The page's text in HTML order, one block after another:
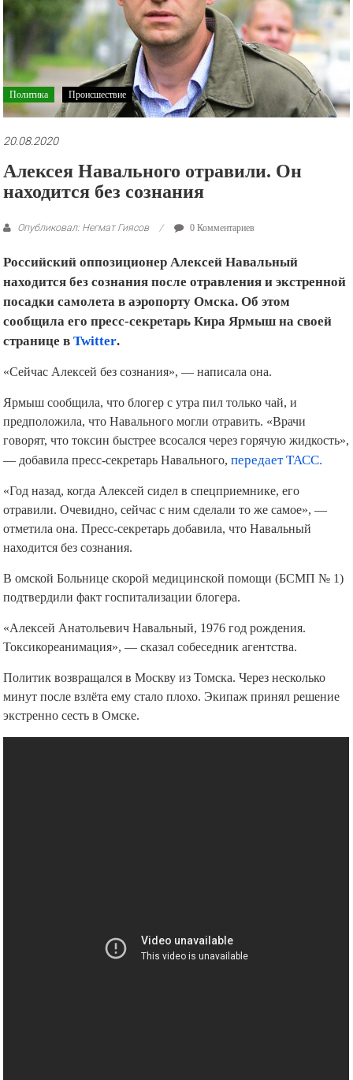
рекламные
ролики
и
презентации.
Политика Происшествие
20.08.2020
Алексея Навального отравили. Он
находится без сознания
Опубликовал: Негмат Гиясов 0 Комментариев
Российский оппозиционер Алексей Навальный
находится без сознания после отравления и экстренной
посадки самолета в аэропорту Омска. Об этом
сообщила его пресс-секретарь Кира Ярмыш на своей
странице вTwitter.
«Сейчас Алексей без сознания», — написала она.
Ярмыш сообщила, что блогер с утра пил только чай, и
предположила, что Навального могли отравить. «Врачи
говорят, что токсин быстрее всосался через горячую жидкость»,
— добавила пресс-секретарь Навального,передает ТАСС.
«Год назад, когда Алексей сидел в спецприемнике, его
отравили. Очевидно, сейчас с ним сделали то же самое», —
отметила она. Пресс-секретарь добавила, что Навальный
находится без сознания.
В омской Больнице скорой медицинской помощи (БСМП № 1)
подтвердили факт госпитализации блогера.
«Алексей Анатольевич Навальный, 1976 год рождения.
Токсикореанимация», — сказал собеседник агентства.
Политик возвращался в Москву из Томска. Через несколько
минут после взлёта ему стало плохо. Экипаж принял решение
экстренно сесть в Омске.